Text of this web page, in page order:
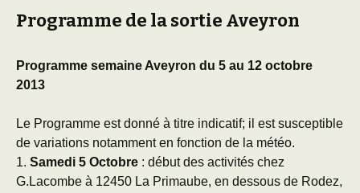
Programme de la sortie Aveyron
Programme semaine Aveyron du 5 au 12 octobre
2013
Le Programme est donné à titre indicatif; il est susceptible
de variations notamment en fonction de la météo.
1. Samedi 5 Octobre : début des activités chez
G.Lacombe à 12450 La Primaube, en dessous de Rodez,